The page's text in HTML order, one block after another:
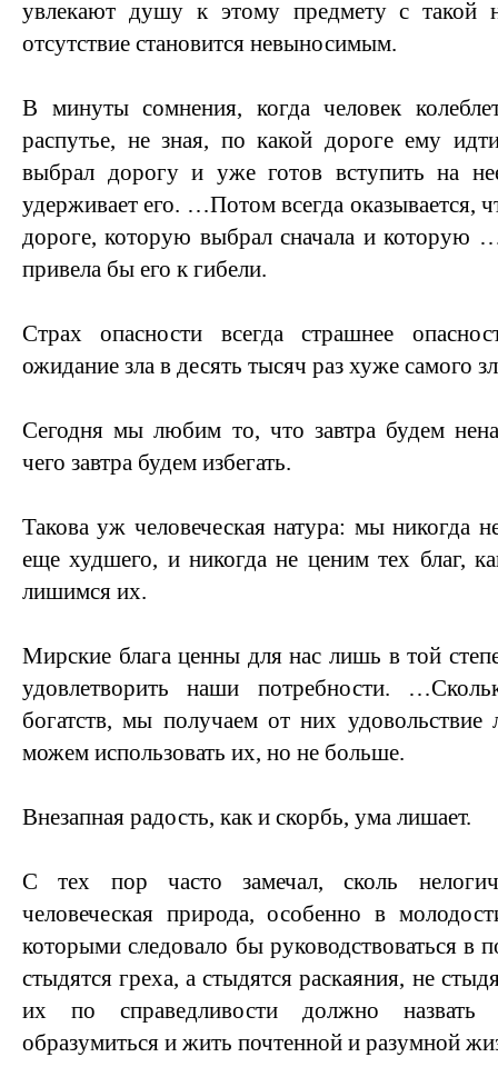
увлекают душу к этому предмету с такой
отсутствие становится невыносимым.
В минуты сомнения, когда человек
распутье, не зная, по какой дороге ему
выбрал дорогу и уже готов вступить на
удерживает его. …Потом всегда оказывается,
дороге, которую выбрал сначала и которую
привела бы его к гибели.
Страх опасности всегда страшнее
ожидание зла в десять тысяч раз хуже самого
Сегодня мы любим то, что завтра будем
чего завтра будем избегать.
Такова уж человеческая натура: мы никогда
еще худшего, и никогда не ценим тех благ,
лишимся их.
Мирские блага ценны для нас лишь в той
удовлетворить наши потребности.
богатств, мы получаем от них
можем использовать их, но не больше.
Внезапная радость, как и скорбь, ума лишает.
С тех пор часто замечал, сколь
человеческая природа, особенно в
которыми следовало бы руководствоваться в
стыдятся греха, а стыдятся раскаяния, не
их по справедливости должно назвать
образумиться и жить почтенной и разумной